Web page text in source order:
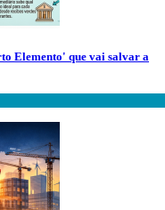
Elemento' que vai salvar a